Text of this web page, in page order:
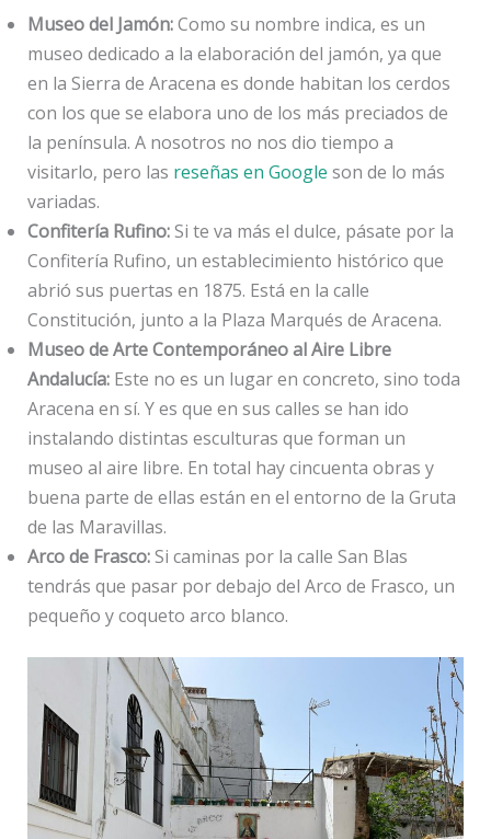
Museo del Jamón:Como su nombre indica, es un
museo dedicado a la elaboración del jamón, ya que
en la Sierra de Aracena es donde habitan los cerdos
con los que se elabora uno de los más preciados de
la península. A nosotros no nos dio tiempo a
visitarlo, pero las reseñas en Google son de lo más
variadas.
Confitería Rufino:Si te va más el dulce, pásate por la
Confitería Rufino, un establecimiento histórico que
abrió sus puertas en 1875. Está en la calle
Constitución, junto a la Plaza Marqués de Aracena.
Museo de Arte Contemporáneo al Aire Libre
Andalucía:Este no es un lugar en concreto, sino toda
Aracena en sí. Y es que en sus calles se han ido
instalando distintas esculturas que forman un
museo al aire libre. En total hay cincuenta obras y
buena parte de ellas están en el entorno de la Gruta
de las Maravillas.
Arco de Frasco:Si caminas por la calle San Blas
tendrás que pasar por debajo del Arco de Frasco, un
pequeño y coqueto arco blanco.